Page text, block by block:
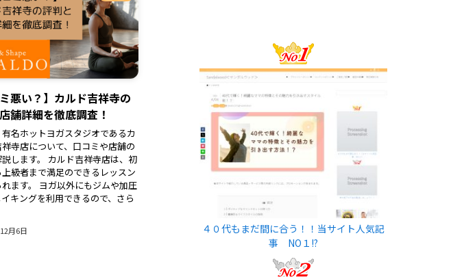
ミ悪い？】カルド吉祥寺の
舗詳細を徹底調査！
名ホットヨガスタジオであるカ
寺店について、口コミや店舗の
します。 カルド吉祥寺店は、初
級者まで満足のできるレッスン
ます。 ヨガ以外にもジムや加圧
キングを利用できるので、さら
月6日
４０代もまだ間に合う！！当サイト人気記
事 NO１!?